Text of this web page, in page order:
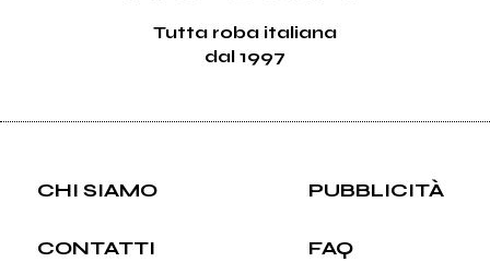
Tutta roba italiana
dal 1997
CHI SIAMO PUBBLICITÀ
CONTATTI FAQ